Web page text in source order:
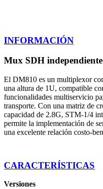
INFORMACIÓN
Mux SDH independiente
El DM810 es un multiplexor
una altura de 1U, compatible
funcionalidades multiservicio
transporte. Con una matriz de
capacidad de 2.8G, STM-1/4
permite la implementación de
una excelente relación costo-
CARACTERÍSTICAS
Versiones